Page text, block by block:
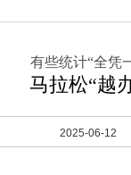
有些统计“全凭
马拉松“越
2025-06-12